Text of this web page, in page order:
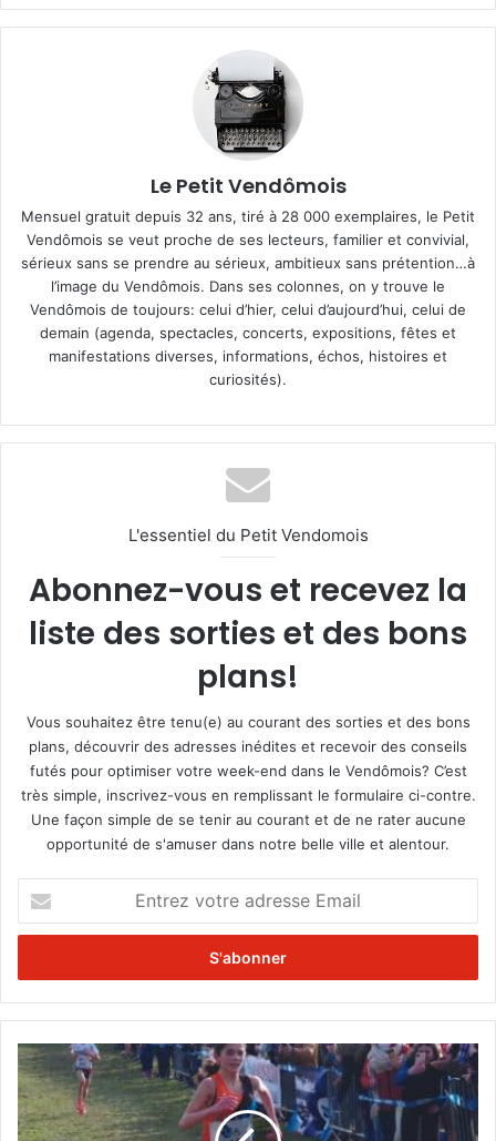
Le Petit Vendômois
Mensuel gratuit depuis 32 ans, tiré à 28 000 exemplaires, le Petit
Vendômois se veut proche de ses lecteurs, familier et convivial,
sérieux sans se prendre au sérieux, ambitieux sans prétention…à
l’image du Vendômois. Dans ses colonnes, on y trouve le
Vendômois de toujours: celui d’hier, celui d’aujourd’hui, celui de
demain (agenda, spectacles, concerts, expositions, fêtes et
manifestations diverses, informations, échos, histoires et
curiosités).
L'essentiel du Petit Vendomois
Abonnez-vous et recevez la
liste des sorties et des bons
plans!
Vous souhaitez être tenu(e) au courant des sorties et des bons
plans, découvrir des adresses inédites et recevoir des conseils
futés pour optimiser votre week-end dans le Vendômois? C’est
très simple, inscrivez-vous en remplissant le formulaire ci-contre.
Une façon simple de se tenir au courant et de ne rater aucune
opportunité de s'amuser dans notre belle ville et alentour.
t
e
z
o
t
r
e
B
i
l
a